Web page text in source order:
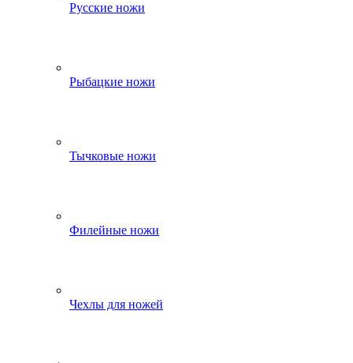
Русские ножи
Рыбацкие ножи
Тычковые ножи
Филейные ножи
Чехлы для ножей